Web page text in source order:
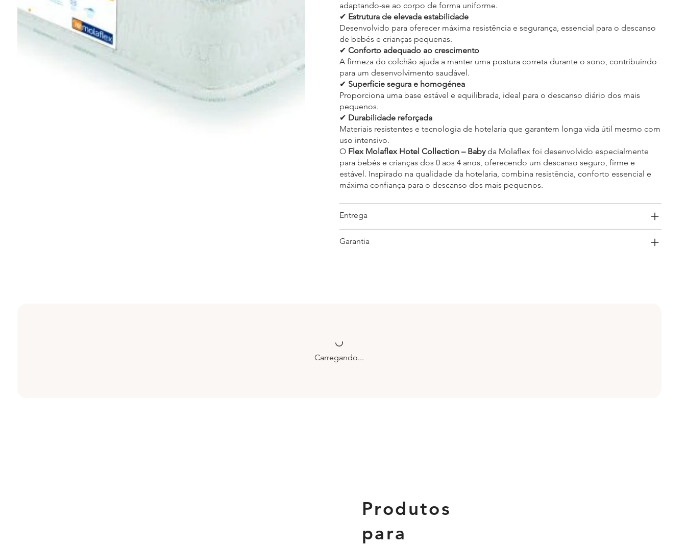
adaptando-se ao corpo de forma uniforme.
✔ Estrutura de elevada estabilidade
Desenvolvido para oferecer máxima resistência e segurança, essencial para o descanso
de bebés e crianças pequenas.
✔ Conforto adequado ao crescimento
A firmeza do colchão ajuda a manter uma postura correta durante o sono, contribuindo
para um desenvolvimento saudável.
✔ Superfície segura e homogénea
Proporciona uma base estável e equilibrada, ideal para o descanso diário dos mais
pequenos.
✔ Durabilidade reforçada
Materiais resistentes e tecnologia de hotelaria que garantem longa vida útil mesmo com
uso intensivo.
O Flex Molaflex Hotel Collection – Babyda Molaflex foi desenvolvido especialmente
para bebés e crianças dos 0 aos 4 anos, oferecendo um descanso seguro, firme e
estável. Inspirado na qualidade da hotelaria, combina resistência, conforto essencial e
máxima confiança para o descanso dos mais pequenos.
Entrega
Garantia
Carregando...
Produtos
para